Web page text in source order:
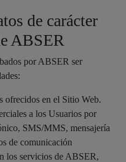
de carácter
ABSER
por ABSER ser
ofrecidos en el Sitio Web.
a los Usuarios por
SMS/MMS, mensajería
de comunicación
los servicios de ABSER,